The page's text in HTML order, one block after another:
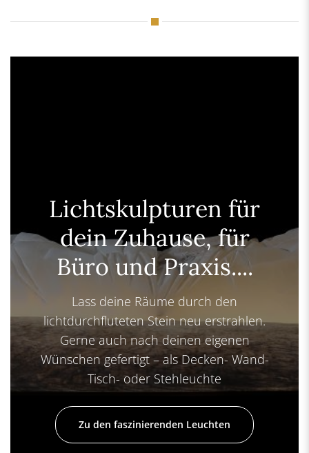
Lichtskulpturen für
dein Zuhause, für
Büro und Praxis....
Lass deine Räume durch den
lichtdurchfluteten Stein neu erstrahlen.
Gerne auch nach deinen eigenen
Wünschen gefertigt – als Decken- Wand-
Tisch- oder Stehleuchte
Zu den faszinierenden Leuchten